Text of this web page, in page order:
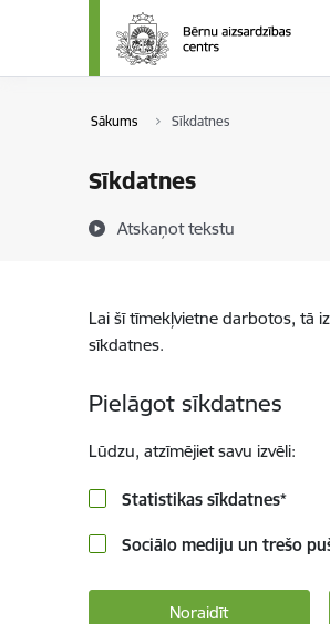
Pāriet uz lapas saturu
Sākums Sīkdatnes
Sīkdatnes
Atskaņot tekstu
Lai šī tīmekļvietne darbotos, tā
sīkdatnes.
Pielāgot sīkdatnes
Lūdzu, atzīmējiet savu izvēli:
Statistikas sīkdatnes*
Sociālo mediju un trešo
Noraidīt